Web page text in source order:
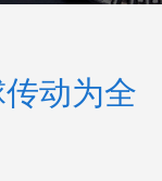
动为全